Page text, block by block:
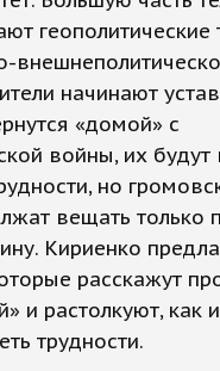
геополитические
начинают
«домой» с
войны, их будут
но
вещать только
Кириенко
расскажут
и растолкуют, как
трудности.